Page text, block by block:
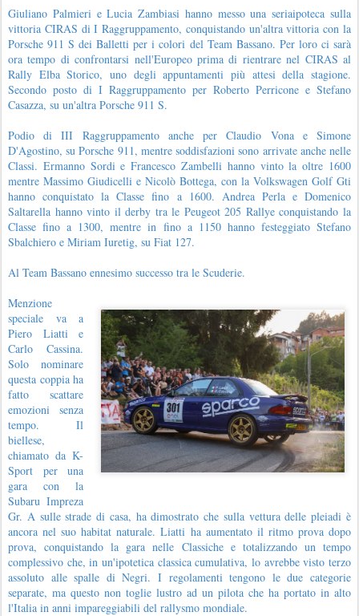
Giuliano Palmieri e Lucia Zambiasi hanno messo una seriaipoteca sulla
vittoria CIRAS di I Raggruppamento, conquistando un'altra vittoria con la
Porsche 911 S dei Balletti per i colori del Team Bassano. Per loro ci sarà
ora tempo di confrontarsi nell'Europeo prima di rientrare nel CIRAS al
Rally Elba Storico, uno degli appuntamenti più attesi della stagione.
Secondo posto di I Raggruppamento per Roberto Perricone e Stefano
Casazza, su un'altra Porsche 911 S.
Podio di III Raggruppamento anche per Claudio Vona e Simone
D'Agostino, su Porsche 911, mentre soddisfazioni sono arrivate anche nelle
Classi. Ermanno Sordi e Francesco Zambelli hanno vinto la oltre 1600
mentre Massimo Giudicelli e Nicolò Bottega, con la Volkswagen Golf Gti
hanno conquistato la Classe fino a 1600. Andrea Perla e Domenico
Saltarella hanno vinto il derby tra le Peugeot 205 Rallye conquistando la
Classe fino a 1300, mentre in fino a 1150 hanno festeggiato Stefano
Sbalchiero e Miriam Iuretig, su Fiat 127.
Al Team Bassano ennesimo successo tra le Scuderie.
Menzione
speciale va a
Piero Liatti e
Carlo Cassina.
Solo nominare
questa coppia ha
fatto scattare
emozioni senza
tempo. Il
biellese,
chiamato da K-
Sport per una
gara con la
Subaru Impreza
Gr. A sulle strade di casa, ha dimostrato che sulla vettura delle pleiadi è
ancora nel suo habitat naturale. Liatti ha aumentato il ritmo prova dopo
prova, conquistando la gara nelle Classiche e totalizzando un tempo
complessivo che, in un'ipotetica classica cumulativa, lo avrebbe visto terzo
assoluto alle spalle di Negri. I regolamenti tengono le due categorie
separate, ma questo non toglie lustro ad un pilota che ha portato in alto
l'Italia in anni impareggiabili del rallysmo mondiale.